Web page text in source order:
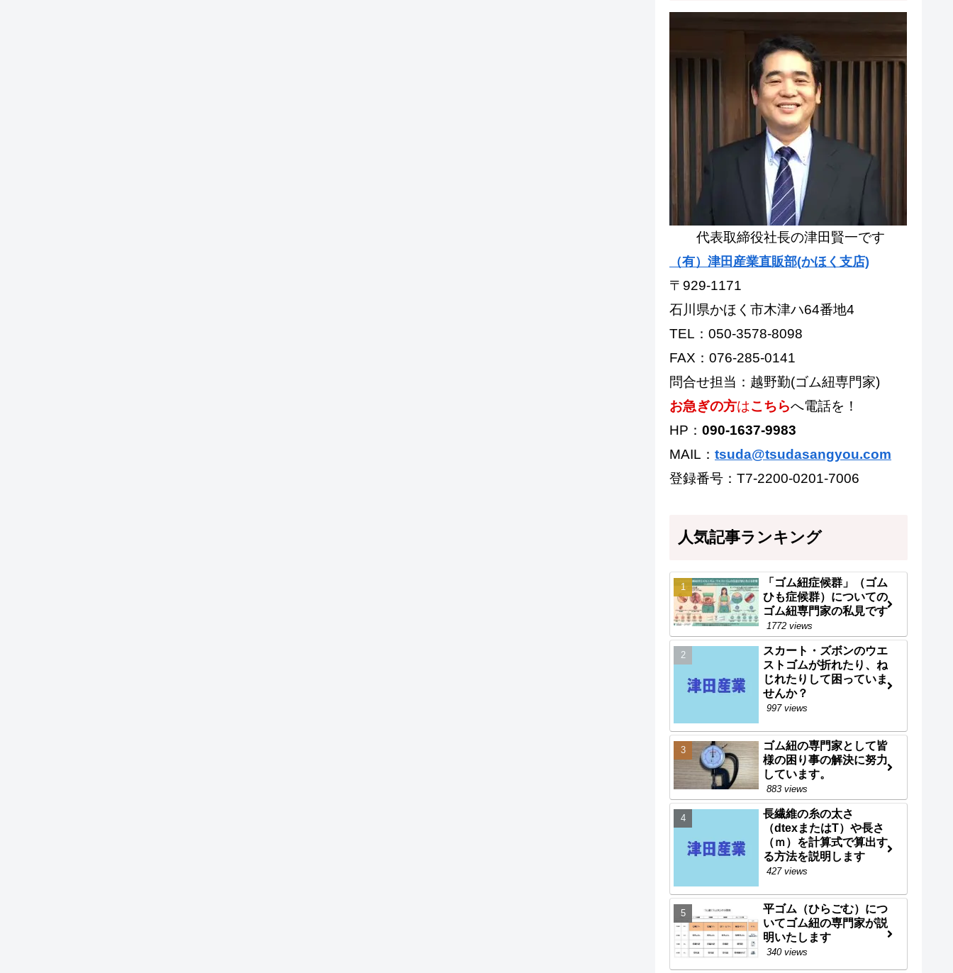
代表取締役社長の津田賢一です
（有）津田産業直販部(かほく支店)
〒929-1171
石川県かほく市木津ハ64番地4
TEL：050-3578-8098
FAX：076-285-0141
問合せ担当：越野勤(ゴム紐専門家)
お急ぎの方はこちらへ電話を！
HP： 090-1637-9983
MAIL： tsuda@tsudasangyou.com
登録番号：T7-2200-0201-7006
人気記事ランキング
「ゴム紐症候群」（ゴム
ひも症候群）についての
ゴム紐専門家の私見です
1772 views
スカート・ズボンのウエ
ストゴムが折れたり、ね
じれたりして困っていま
せんか？
997 views
ゴム紐の専門家として皆
様の困り事の解決に努力
しています。
883 views
長繊維の糸の太さ
（dtexまたはT）や長さ
（ｍ）を計算式で算出す
る方法を説明します
427 views
平ゴム（ひらごむ）につ
いてゴム紐の専門家が説
明いたします
340 views